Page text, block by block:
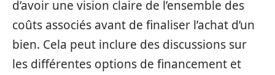
d’avoir une vision claire de l’ensemble des
coûts associés avant de finaliser l’achat d’un
bien. Cela peut inclure des discussions sur
les différentes options de financement et